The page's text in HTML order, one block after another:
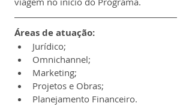
Áreas de atuação:
Jurídico;
Omnichannel;
Marketing;
Projetos e Obras;
Planejamento Financeiro.